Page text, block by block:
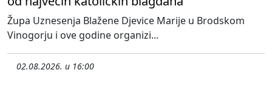
Župa Uznesenja Blažene Djevice Marije u Brodskom
Vinogorju i ove godine organizi...
02.08.2026. u 16:00